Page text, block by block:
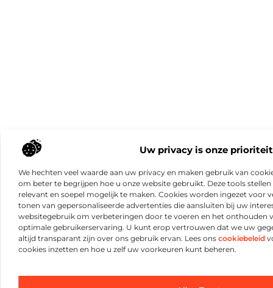
Uw privacy is onze prioriteit
We hechten veel waarde aan uw privacy en maken gebruik van
om beter te begrijpen hoe u onze website gebruikt. Deze tools
relevant en soepel mogelijk te maken. Cookies worden ingezet voor
tonen van gepersonaliseerde advertenties die aansluiten bij uw
websitegebruik om verbeteringen door te voeren en het onthouden
optimale gebruikerservaring. U kunt erop vertrouwen dat we uw
altijd transparant zijn over ons gebruik ervan. Lees ons cookiebeleid
cookies inzetten en hoe u zelf uw voorkeuren kunt beheren.